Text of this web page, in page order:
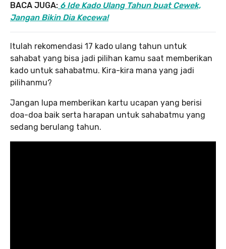
BACA JUGA: 6 Ide Kado Ulang Tahun buat Cewek,
Jangan Bikin Dia Kecewa!
Itulah rekomendasi 17 kado ulang tahun untuk
sahabat yang bisa jadi pilihan kamu saat memberikan
kado untuk sahabatmu. Kira-kira mana yang jadi
pilihanmu?
Jangan lupa memberikan kartu ucapan yang berisi
doa-doa baik serta harapan untuk sahabatmu yang
sedang berulang tahun.